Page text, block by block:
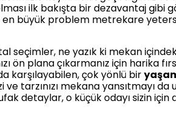
ilk bakışta bir dezavantaj gibi
en büyük problem metrekare
seçimler, ne yazık ki mekan
ön plana çıkarmanız için harika
karşılayabilen, çok yönlü bir
tarzınızı mekana yansıtmayı da
detaylar, o küçük odayı sizin